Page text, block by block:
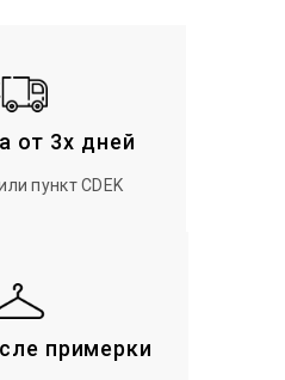
от 3х дней
пункт CDEK
примерки